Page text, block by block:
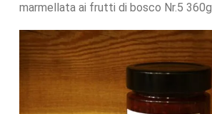
marmellata ai frutti di bosco Nr.5 360g